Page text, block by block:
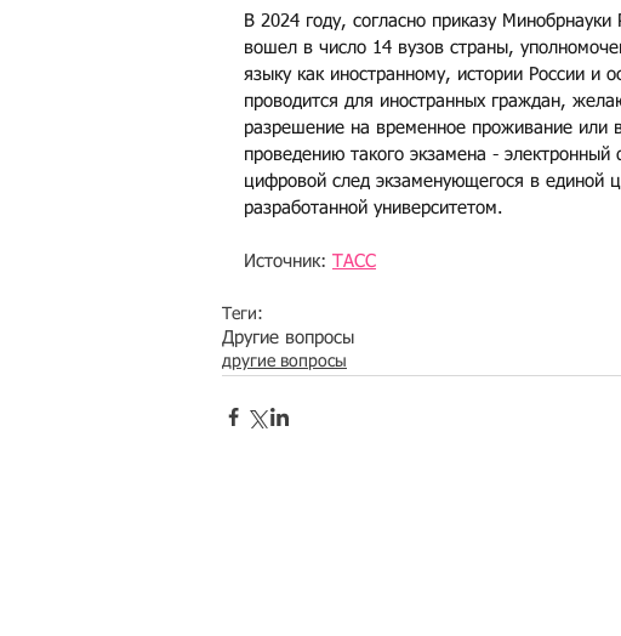
В 2024 году, согласно приказу
вошел в число 14 вузов страны,
языку как иностранному, истории России и
проводится для иностранных граждан,
разрешение на временное проживание или
проведению такого экзамена -
цифровой след экзаменующегося в единой
разработанной университетом.
Источник: ТАСС
Теги:
Другие вопросы
другие вопросы